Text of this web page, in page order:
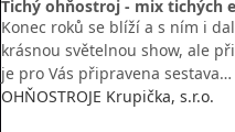
Tichý ohňostroj - mix tichých
Konec roků se blíží a s ním i
krásnou světelnou show, ale
je pro Vás připravena sestava…
OHŇOSTROJE Krupička, s.r.o.